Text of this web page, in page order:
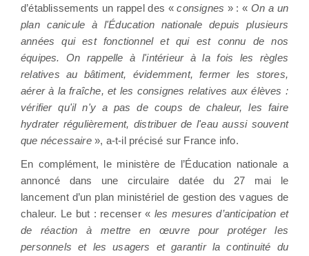
d’établissements un rappel des «consignes » : « On a un
plan canicule à l'Éducation nationale depuis plusieurs
années qui est fonctionnel et qui est connu de nos
équipes. On rappelle à l'intérieur à la fois les règles
relatives au bâtiment, évidemment, fermer les stores,
aérer à la fraîche, et les consignes relatives aux élèves :
vérifier qu'il n'y a pas de coups de chaleur, les faire
hydrater régulièrement, distribuer de l'eau aussi souvent
que nécessaire», a-t-il précisé sur France info.
En complément, le ministère de l’Éducation nationale a
annoncé dans une circulaire datée du 27 mai le
lancement d’un plan ministériel de gestion des vagues de
chaleur. Le but : recenser « les mesures d’anticipation et
de réaction à mettre en œuvre pour protéger les
personnels et les usagers et garantir la continuité du